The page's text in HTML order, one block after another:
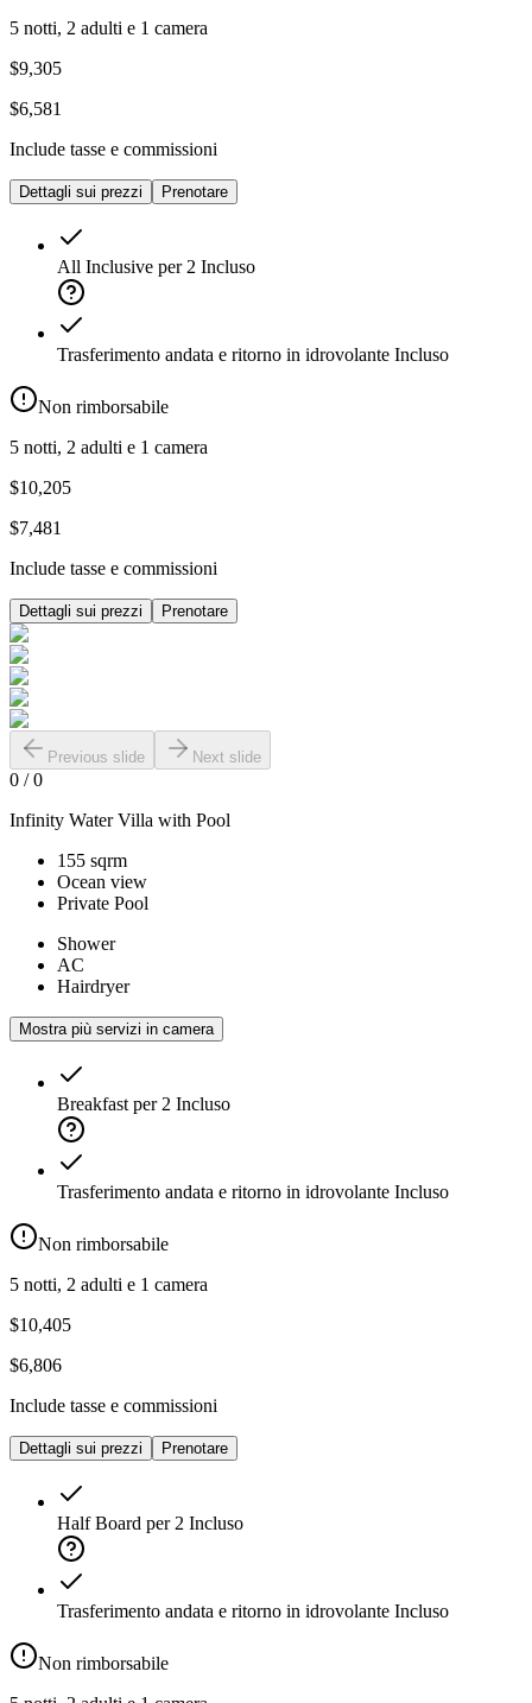
5 notti, 2 adulti e 1 camera
$9,305
$6,581
Include tasse e commissioni
Dettagli sui prezzi Prenotare
All Inclusive per 2 Incluso
Trasferimento andata e ritorno in idrovolante Incluso
Non rimborsabile
5 notti, 2 adulti e 1 camera
$10,205
$7,481
Include tasse e commissioni
Dettagli sui prezzi Prenotare
Previous slide Next slide
0 /0
Infinity Water Villa with Pool
155 sqrm
Ocean view
Private Pool
Shower
AC
Hairdryer
Mostra più servizi in camera
Breakfast per 2 Incluso
Trasferimento andata e ritorno in idrovolante Incluso
Non rimborsabile
5 notti, 2 adulti e 1 camera
$10,405
$6,806
Include tasse e commissioni
Dettagli sui prezzi Prenotare
Half Board per 2 Incluso
Trasferimento andata e ritorno in idrovolante Incluso
Non rimborsabile